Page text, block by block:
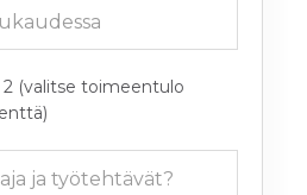
(valitse toimeentulo